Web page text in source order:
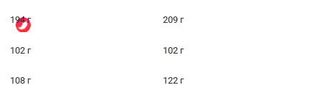
194 г 209 г
102 г 102 г
108 г 122 г